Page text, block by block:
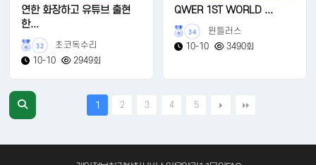
연한 화장하고 유튜브 출현
한...
32
초코독수리
10-10
2949회
QWER 1ST WORLD ...
34
윈들러스
10-10
3490회
1 2 3 4 5